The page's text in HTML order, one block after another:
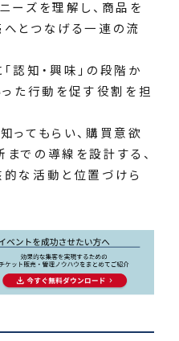
ーズを理解し、商品を
へとつなげる一連の流
認知・興味」の段階か
った行動を促す役割を担
ってもらい、購買意欲
での導線を設計する、
な活動と位置づけら